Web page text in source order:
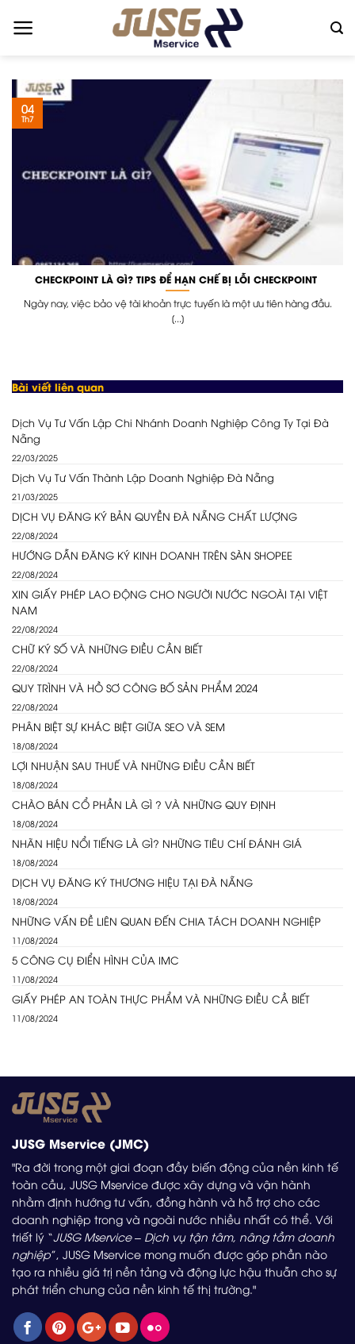
CHECKPOINT LÀ GÌ? TIPS ĐỂ HẠN CHẾ BỊ LỖI CHECKPOINT
Ngày nay, việc bảo vệ tài khoản trực tuyến là một ưu tiên hàng đầu.
[...]
04
Th7
Bài viết liên quan
Dịch Vụ Tư Vấn Lập Chi Nhánh Doanh Nghiệp Công Ty Tại Đà
Nẵng
22/03/2025
Dịch Vụ Tư Vấn Thành Lập Doanh Nghiệp Đà Nẵng
21/03/2025
DỊCH VỤ ĐĂNG KÝ BẢN QUYỀN ĐÀ NẴNG CHẤT LƯỢNG
22/08/2024
HƯỚNG DẪN ĐĂNG KÝ KINH DOANH TRÊN SÀN SHOPEE
22/08/2024
XIN GIẤY PHÉP LAO ĐỘNG CHO NGƯỜI NƯỚC NGOÀI TẠI VIỆT
NAM
22/08/2024
CHỮ KÝ SỐ VÀ NHỮNG ĐIỀU CẦN BIẾT
22/08/2024
QUY TRÌNH VÀ HỒ SƠ CÔNG BỐ SẢN PHẨM 2024
22/08/2024
PHÂN BIỆT SỰ KHÁC BIỆT GIỮA SEO VÀ SEM
18/08/2024
LỢI NHUẬN SAU THUẾ VÀ NHỮNG ĐIỀU CẦN BIẾT
18/08/2024
CHÀO BÁN CỔ PHẦN LÀ GÌ ? VÀ NHỮNG QUY ĐỊNH
18/08/2024
NHÃN HIỆU NỔI TIẾNG LÀ GÌ? NHỮNG TIÊU CHÍ ĐÁNH GIÁ
18/08/2024
DỊCH VỤ ĐĂNG KÝ THƯƠNG HIỆU TẠI ĐÀ NẴNG
18/08/2024
NHỮNG VẤN ĐỀ LIÊN QUAN ĐẾN CHIA TÁCH DOANH NGHIỆP
11/08/2024
5 CÔNG CỤ ĐIỂN HÌNH CỦA IMC
11/08/2024
GIẤY PHÉP AN TOÀN THỰC PHẨM VÀ NHỮNG ĐIỀU CẦ BIẾT
11/08/2024
JUSG Mservice (JMC)
"Ra đời trong một giai đoạn đầy biến động của nền kinh tế
toàn cầu, JUSG Mservice được xây dựng và vận hành
nhằm định hướng tư vấn, đồng hành và hỗ trợ cho các
doanh nghiệp trong và ngoài nước nhiều nhất có thể. Với
triết lý “JUSG Mservice – Dịch vụ tận tâm, nâng tầm doanh
nghiệp”, JUSG Mservice mong muốn được góp phần nào
tạo ra nhiều giá trị nền tảng và động lực hậu thuẫn cho sự
phát triển chung của nền kinh tế thị trường."